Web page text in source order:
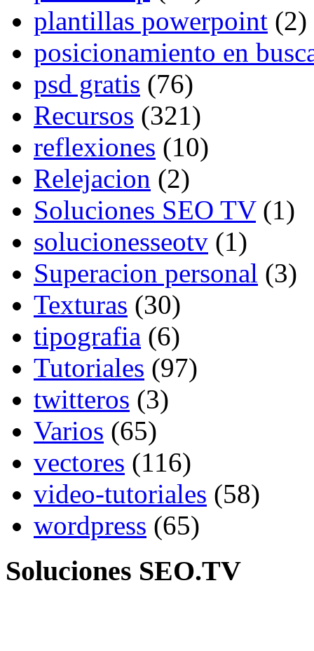
plantillas powerpoint (2)
posicionamiento en
psd gratis (76)
Recursos (321)
reflexiones (10)
Relejacion (2)
Soluciones SEO TV(1)
solucionesseotv (1)
Superacion personal (3)
Texturas (30)
tipografia (6)
Tutoriales (97)
twitteros (3)
Varios (65)
vectores (116)
video-tutoriales (58)
wordpress (65)
Soluciones SEO.TV